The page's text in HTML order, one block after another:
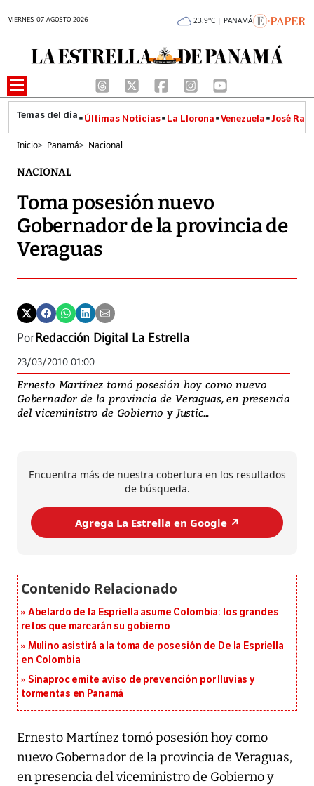
VIERNES 07 AGOSTO 2026 23.9°C | PANAMÁ
Últimas Noticias La Llorona Venezuela José
Inicio> Panamá> Nacional
NACIONAL
Toma posesión nuevo
Gobernador de la provincia de
Veraguas
PorRedacción Digital La Estrella
23/03/2010 01:00
Ernesto Martínez tomó posesión hoy como nuevo
Gobernador de la provincia de Veraguas, en presencia
del viceministro de Gobierno y Justic...
Encuentra más de nuestra cobertura en los resultados
de búsqueda.
Agrega La Estrella en Google ↗️
Abelardo de la Espriella asume Colombia: los grandes
retos que marcarán su gobierno
Mulino asistirá a la toma de posesión de De la Espriella
en Colombia
Sinaproc emite aviso de prevención por lluvias y
tormentas en Panamá
Ernesto Martínez tomó posesión hoy como
nuevo Gobernador de la provincia de Veraguas,
en presencia del viceministro de Gobierno y